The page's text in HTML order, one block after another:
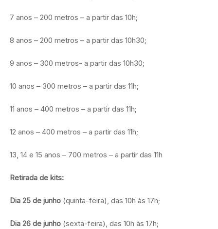
7 anos – 200 metros – a partir das 10h;
8 anos – 200 metros – a partir das 10h30;
9 anos – 300 metros- a partir das 10h30;
10 anos – 300 metros – a partir das 11h;
11 anos – 400 metros – a partir das 11h;
12 anos – 400 metros – a partir das 11h;
13, 14 e 15 anos – 700 metros – a partir das 11h
Retirada de kits:
Dia 25 de junho (quinta-feira), das 10h às 17h;
Dia 26 de junho (sexta-feira), das 10h às 17h;